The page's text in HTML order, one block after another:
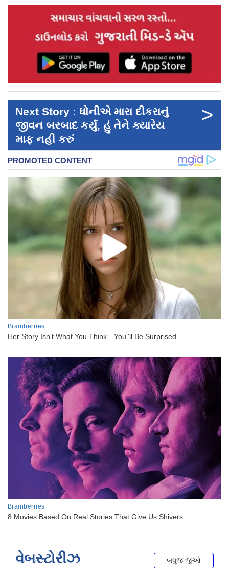
Next Story : ધોનીએ મારા દીકરાનું
જીવન બરબાદ કર્યું, હું તેને ક્યારેય
માફ નહીં કરું
>
વેબસ્ટોરીઝ બધુજ જુઓ